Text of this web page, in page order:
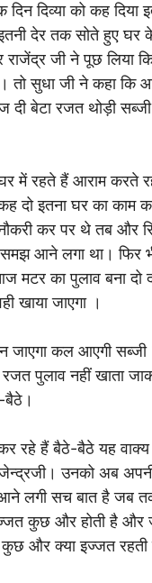
को कह दिया
इतनी देर तक सोते हुए
राजेंद्र जी ने पूछ लिया
तो सुधा जी ने कहा कि
दी बेटा रजत थोड़ी
घर में रहते हैं आराम
दो इतना घर का काम
कर पर थे तब और
समझ आने लगा था।
मटर का पुलाव बना दो
खाया जाएगा ।
जाएगा कल आएगी
रजत पुलाव नहीं खाता
बैठे।
बैठे-बैठे यह वाक्य
उनको अब अपनी
लगी सच बात है जब
कुछ और होती है और
और क्या इज्जत रहती